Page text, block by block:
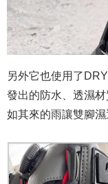
另外它也使用了
發出的防水、透濕
如其來的雨讓雙腳濕